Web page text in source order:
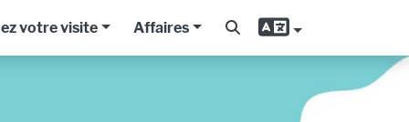
votre visite Affaires